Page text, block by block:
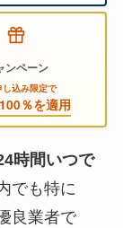
ンペーン
し込み限定で
％を適用
時間いつで
でも特に
良業者で